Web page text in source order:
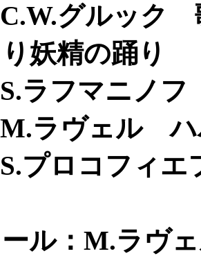
C.W.グルック
妖精の踊り
S.ラフマニノ
M.ラヴェル
S.プロコフィ
ル：M.ラヴ